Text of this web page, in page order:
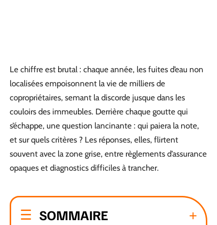
Le chiffre est brutal : chaque année, les fuites d’eau non
localisées empoisonnent la vie de milliers de
copropriétaires, semant la discorde jusque dans les
couloirs des immeubles. Derrière chaque goutte qui
s’échappe, une question lancinante : qui paiera la note,
et sur quels critères ? Les réponses, elles, flirtent
souvent avec la zone grise, entre règlements d’assurance
opaques et diagnostics difficiles à trancher.
SOMMAIRE